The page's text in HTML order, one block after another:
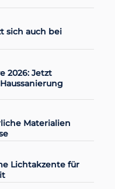
sich auch bei
2026: Jetzt
Materialien
Lichtakzente für